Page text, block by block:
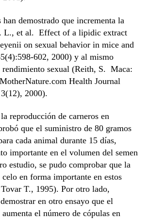
demostrado que incrementa la
L., et al. Effect of a lipidic extract
on sexual behavior in mice and
602, 2000) y al mismo
sexual (Reith, S. Maca:
Health Journal
2000).
reproducción de carneros en
que el suministro de 80 gramos
cada animal durante 15 días,
importante en el volumen del semen
estudio, se pudo comprobar que la
en forma importante en estos
T., 1995). Por otro lado,
en otro ensayo que el
el número de cópulas en